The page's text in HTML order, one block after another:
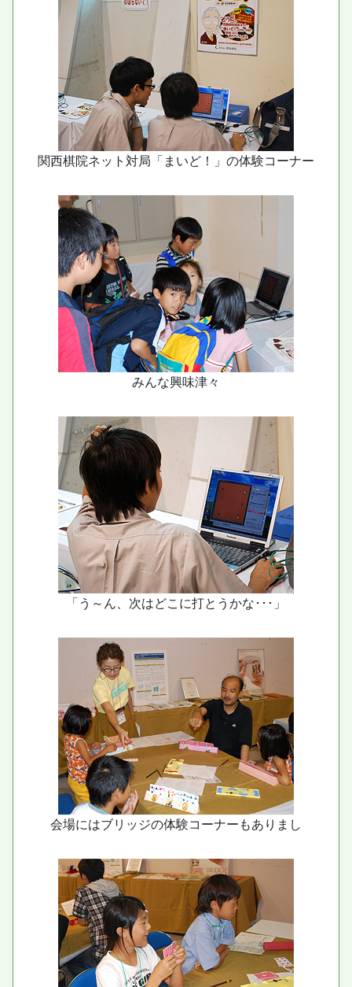
関西棋院ネット対局「まいど！」の体験コーナー
みんな興味津々
「う～ん、次はどこに打とうかな･･･」
会場にはブリッジの体験コーナーもありまし